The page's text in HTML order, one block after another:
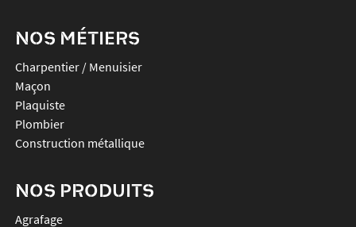
NOS MÉTIERS
Charpentier / Menuisier
Maçon
Plaquiste
Plombier
Construction métallique
NOS PRODUITS
agrafage